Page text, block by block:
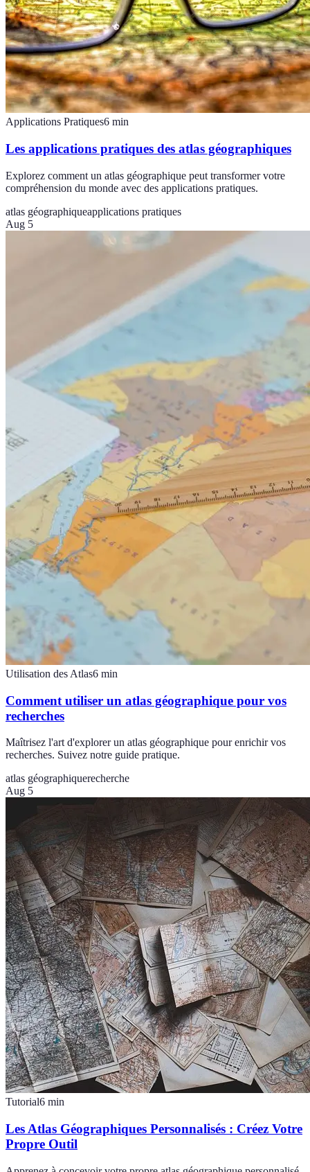
Applications Pratiques6 min
Les applications pratiques des atlas géographiques
Explorez comment un atlas géographique peut transformer votre
compréhension du monde avec des applications pratiques.
atlas géographiqueapplications pratiques
Aug 5
Utilisation des Atlas6 min
Comment utiliser un atlas géographique pour vos
recherches
Maîtrisez l'art d'explorer un atlas géographique pour enrichir vos
recherches. Suivez notre guide pratique.
atlas géographiquerecherche
Aug 5
Tutorial6 min
Les Atlas Géographiques Personnalisés : Créez Votre
Propre Outil